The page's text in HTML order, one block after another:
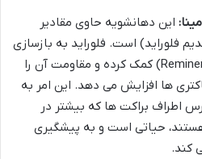
این دهانشویه حاوی مقادیر
فلوراید) است. فلوراید به بازسازی
مینای دندان (Remineralization) کمک کرده و مقاومت آن را
ها افزایش می دهد. این امر به
اطراف براکت ها که بیشتر در
حیاتی است و به پیشگیری
کند.